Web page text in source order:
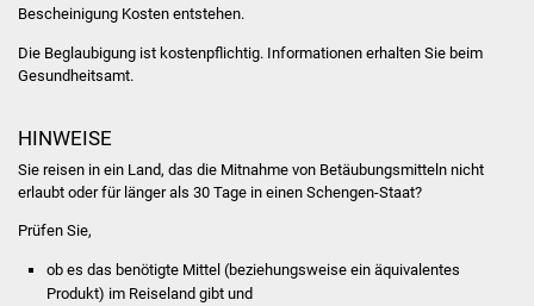
Stadtfest
Einrichtungen
Bescheinigung Kosten entstehen.
Die Beglaubigung ist kostenpflichtig. Informationen erhalten Sie beim
Gesundheitsamt.
HINWEISE
Sie reisen in ein Land, das die Mitnahme von Betäubungsmitteln nicht
erlaubt oder für länger als 30 Tage in einen Schengen-Staat?
Prüfen Sie,
ob es das benötigte Mittel (beziehungsweise ein äquivalentes
Produkt) im Reiseland gibt und